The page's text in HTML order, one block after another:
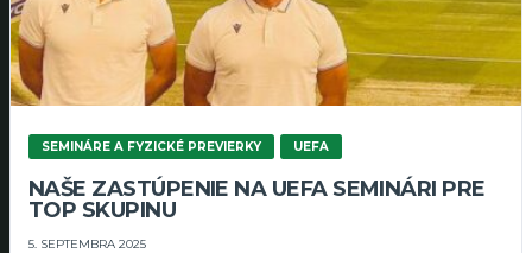
SEMINÁRE A FYZICKÉ PREVIERKY UEFA
NAŠE ZASTÚPENIE NA UEFA SEMINÁRI PRE
TOP SKUPINU
5. SEPTEMBRA 2025